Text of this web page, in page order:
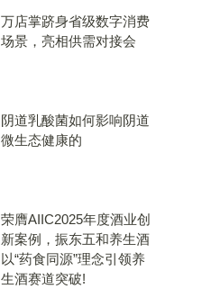
万店掌跻身省级数字消费
场景，亮相供需对接会
​阴道乳酸菌如何影响阴道
微生态健康的
荣膺AIIC2025年度酒业创
新案例，振东五和养生酒
以“药食同源”理念引领养
生酒赛道突破!